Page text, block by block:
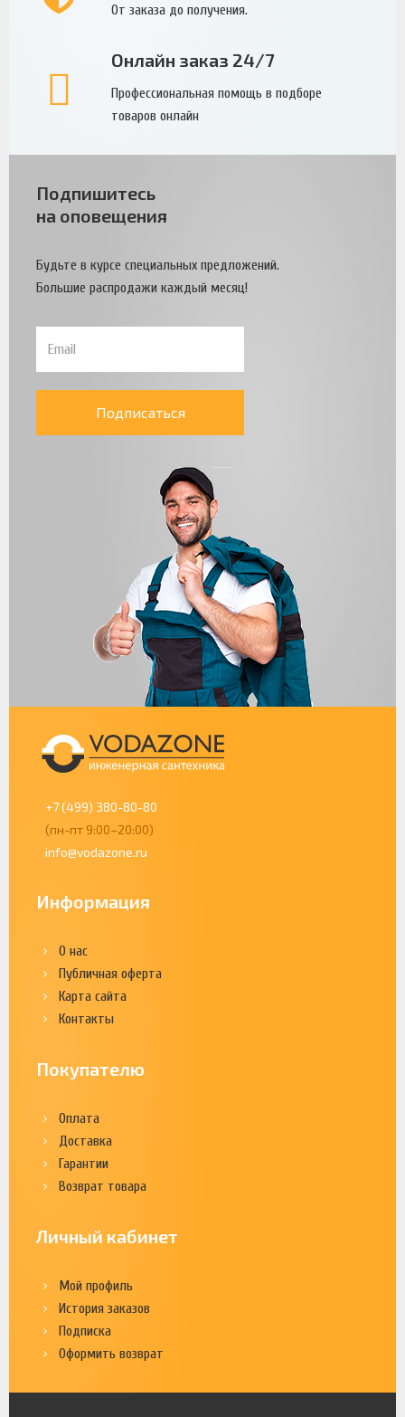
От заказа до получения.
Онлайн заказ 24/7
Профессиональная помощь в подборе
товаров онлайн
Подпишитесь
на оповещения
Будьте в курсе специальных предложений.
Большие распродажи каждый месяц!
Подписаться
+7 (499) 380-80-80
(пн-пт 9:00–20:00)
info@vodazone.ru
Информация
О нас
Публичная оферта
Карта сайта
Контакты
Покупателю
Оплата
Доставка
Гарантии
Возврат товара
Личный кабинет
Мой профиль
История заказов
Подписка
Оформить возврат